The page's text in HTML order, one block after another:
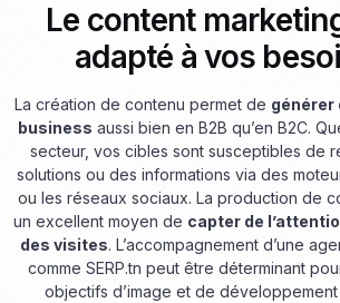
Le content
adapté à vos
La création de contenu permet de générer
business aussi bien en B2B qu’en B2C.
secteur, vos cibles sont susceptibles de
solutions ou des informations via des
ou les réseaux sociaux. La production de
un excellent moyen de capter de
des visites. L’accompagnement d’une
comme SERP.tn peut être déterminant
objectifs d’image et de développement